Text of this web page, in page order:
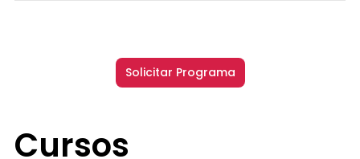
Solicitar Programa
Cursos